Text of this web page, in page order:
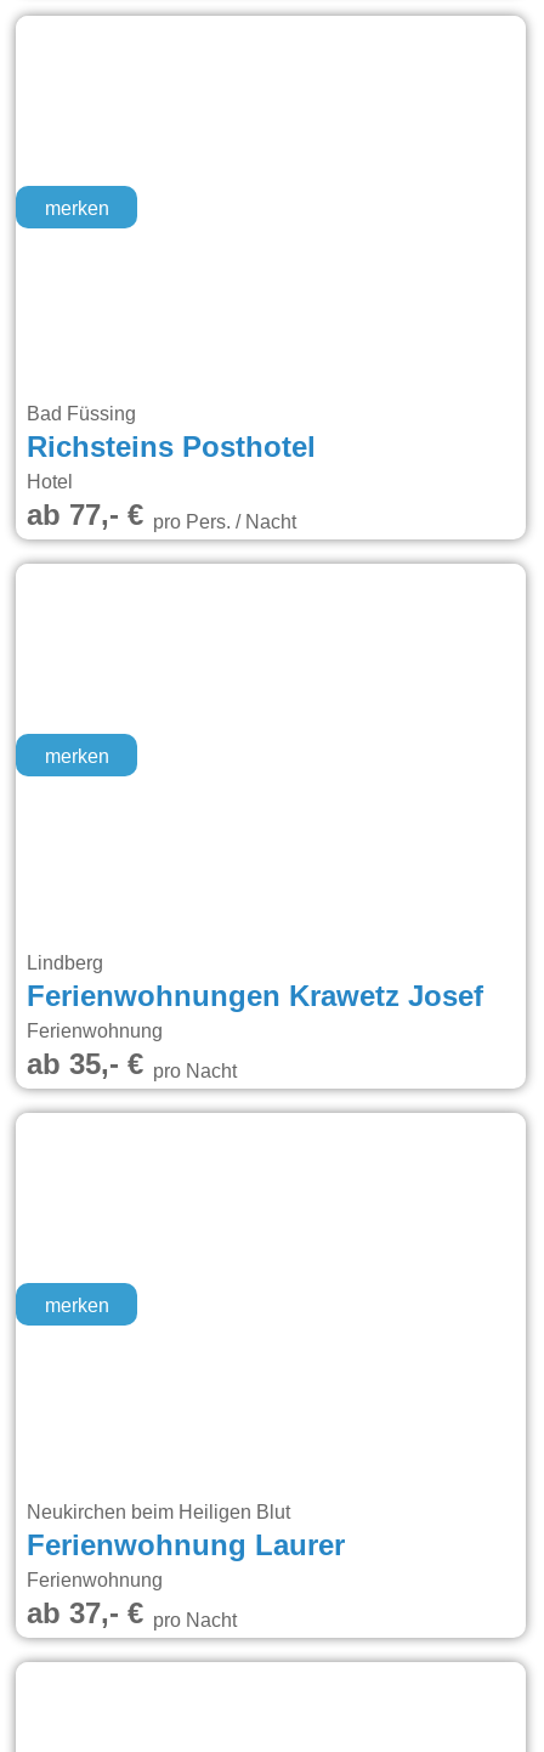
merken
Bad Füssing
Richsteins Posthotel
Hotel
ab 77,- €pro Pers. / Nacht
merken
Lindberg
Ferienwohnungen Krawetz Josef
Ferienwohnung
ab 35,- €pro Nacht
merken
Neukirchen beim Heiligen Blut
Ferienwohnung Laurer
Ferienwohnung
ab 37,- €pro Nacht